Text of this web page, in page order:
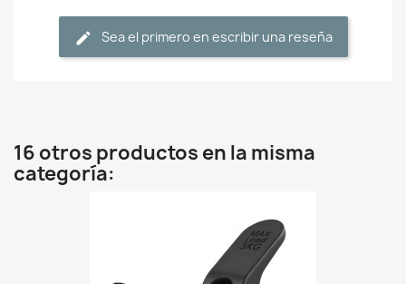
Sea el primero en escribir una reseña
16 otros productos en la misma
categoría: